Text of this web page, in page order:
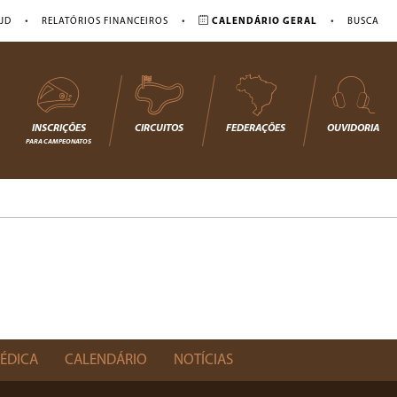
• RELATÓRIOS FINANCEIROS • CALENDÁRIO GERAL • BUSCA
INSCRIÇÕES
PARA CAMPEONATOS
CIRCUITOS FEDERAÇÕES OUVIDORIA
CALENDÁRIO NOTÍCIAS